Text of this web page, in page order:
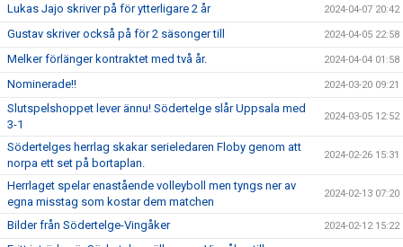
Lukas Jajo skriver på för ytterligare 2 år 2024-04-07 20:42
Gustav skriver också på för 2 säsonger till 2024-04-05 22:58
Melker förlänger kontraktet med två år. 2024-04-04 01:58
Nominerade!! 2024-03-20 09:21
Slutspelshoppet lever ännu! Södertelge slår Uppsala med
3-1
2024-03-05 12:52
Södertelges herrlag skakar serieledaren Floby genom att
norpa ett set på bortaplan.
2024-02-26 15:31
Herrlaget spelar enastående volleyboll men tyngs ner av
egna misstag som kostar dem matchen
2024-02-13 07:20
Bilder från Södertelge-Vingåker 2024-02-12 15:22